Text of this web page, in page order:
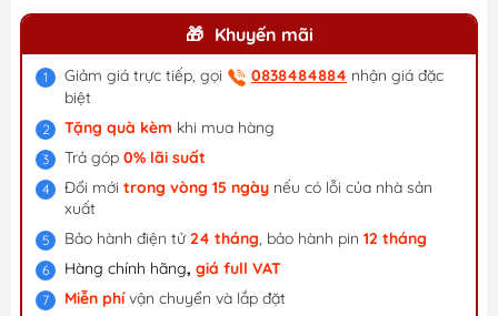
Khuyến mãi
Giảm giá trực tiếp, gọi 0838484884 nhận giá đặc
biệt
Tặng quà kèm khi mua hàng
Trả góp 0% lãi suất
Đổi mới trong vòng 15 ngày nếu có lỗi của nhà sản
xuất
Bảo hành điện tử24 tháng, bảo hành pin 12 tháng
Hàng chính hãng, giá full VAT
Miễn phívận chuyển và lắp đặt